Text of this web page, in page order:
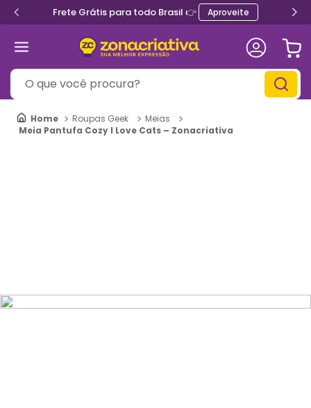
Frete Grátis para todo Brasil 👉 Aproveite
O que você procura?
Roupas Geek
Meias
Meia Pantufa Cozy I Love Cats – Zonacriativa